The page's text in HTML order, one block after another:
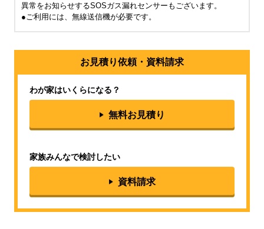
異常をお知らせするSOSガス漏れセンサーもございます。
●ご利用には、無線送信機が必要です。
お見積り依頼・資料請求
わが家はいくらになる？
無料お見積り
家族みんなで検討したい
資料請求